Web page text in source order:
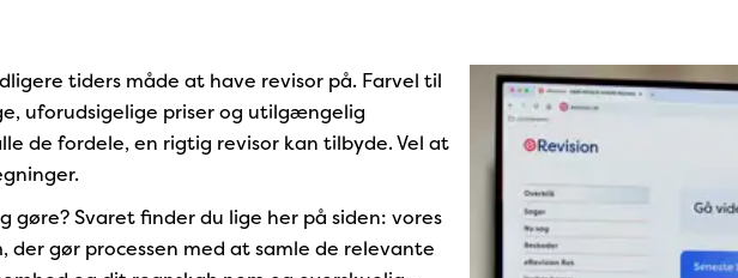
tiders måde at have revisor på. Farvel til
uforudsigelige priser og utilgængelig
de fordele, en rigtig revisor kan tilbyde. Vel at
gøre? Svaret finder du lige her på siden: vores
gør processen med at samle de relevante